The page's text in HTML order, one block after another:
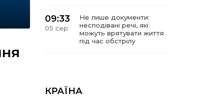
09:33
05 сер
Не лише документи:
несподівані речі, які
можуть врятувати життя
під час обстрілу
КРАЇНА